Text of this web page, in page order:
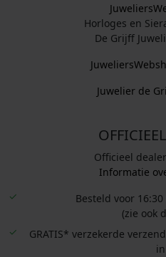
Horloges en
De Grijff
Juwelier de
Officieel
Informatie
Besteld voor
(zie ook
GRATIS* verzekerde